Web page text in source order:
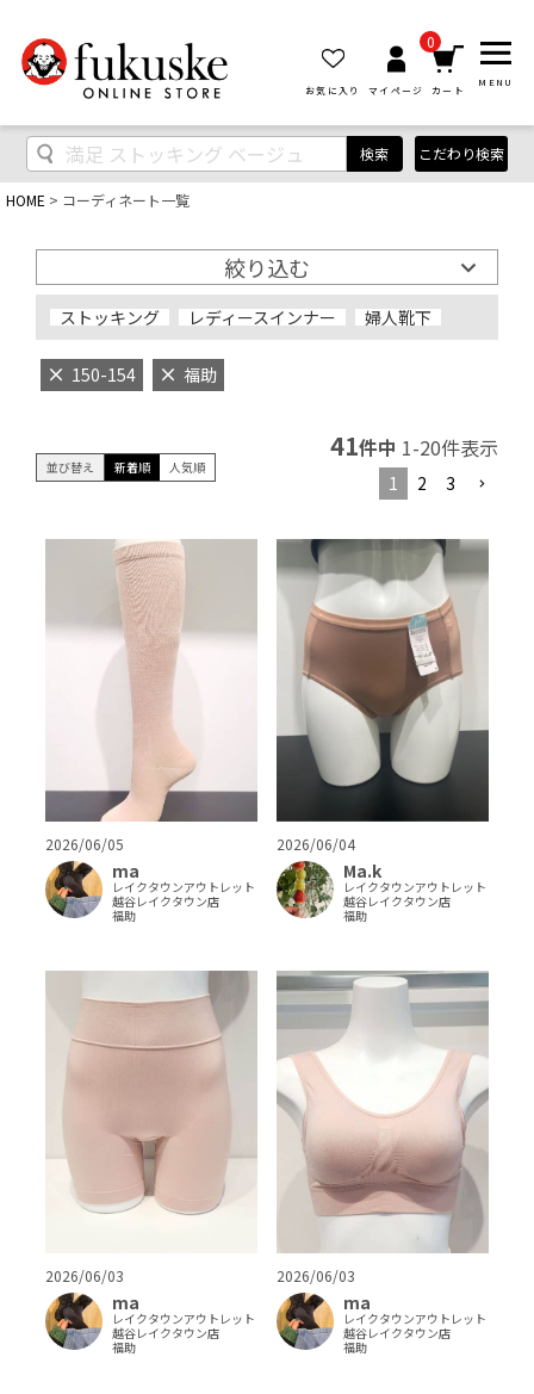
お気に入り マイページ
0
カート
MENU
検索 こだわり検索
HOME コーディネート一覧
絞り込む
ストッキング レディースインナー 婦人靴下
150-154 福助
並び替え 新着順 人気順
41件中 1-20件表示
1 2 3
2026/06/05
ma
レイクタウンアウトレット
越谷レイクタウン店
福助
2026/06/04
Ma.k
レイクタウンアウトレット
越谷レイクタウン店
福助
2026/06/03
ma
レイクタウンアウトレット
越谷レイクタウン店
福助
2026/06/03
ma
レイクタウンアウトレット
越谷レイクタウン店
福助